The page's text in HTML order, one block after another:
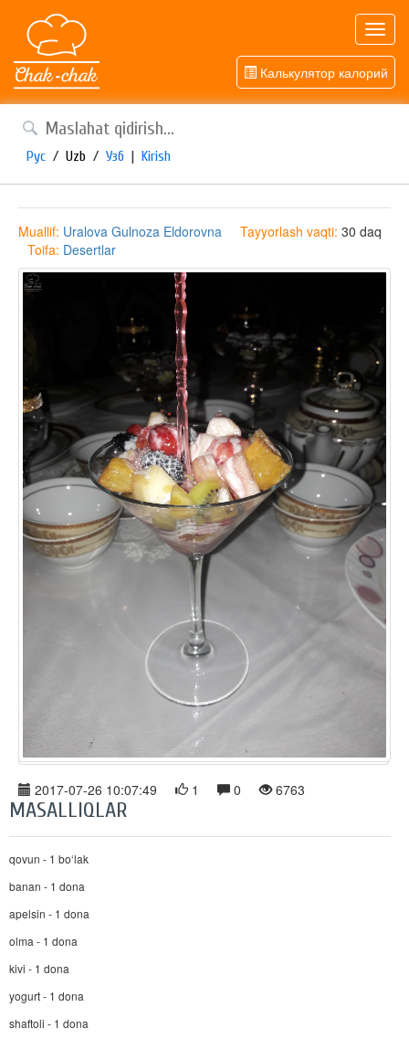
Калькулятор калорий
Рус / Uzb / Узб | Kirish
Muallif: Uralova Gulnoza Eldorovna Tayyorlash vaqti: 30 daq
Toifa: Desertlar
2017-07-26 10:07:49 1 0 6763
MASALLIQLAR
qovun - 1 bo‘lak
banan - 1 dona
apelsin - 1 dona
olma - 1 dona
kivi - 1 dona
yogurt - 1 dona
shaftoli - 1 dona